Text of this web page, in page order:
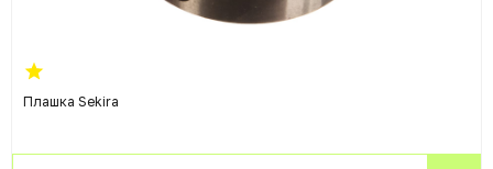
Плашка Sekira